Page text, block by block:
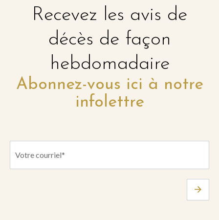
Recevez les avis de
décès de façon
hebdomadaire
Abonnez-vous ici à notre
infolettre